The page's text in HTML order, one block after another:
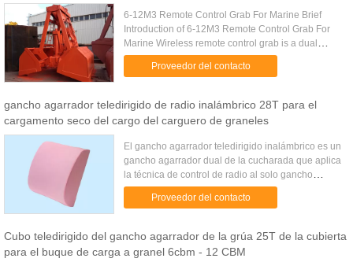
6-12M3 Remote Control Grab For Marine Brief
Introduction of 6-12M3 Remote Control Grab For
Marine Wireless remote control grab is a dual
scoop grab that applies radio control technique to
single rope grab. ...
Proveedor del contacto
gancho agarrador teledirigido de radio inalámbrico 28T para el
cargamento seco del cargo del carguero de graneles
El gancho agarrador teledirigido inalámbrico es un
gancho agarrador dual de la cucharada que aplica
la técnica de control de radio al solo gancho
agarrador de la cuerda. Compare con el solo
gancho agarrador ...
Proveedor del contacto
Cubo teledirigido del gancho agarrador de la grúa 25T de la cubierta
para el buque de carga a granel 6cbm - 12 CBM